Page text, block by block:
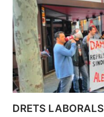
DRETS LABORALS